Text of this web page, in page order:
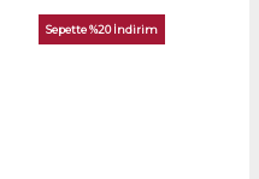
Sepette %20 İndirim